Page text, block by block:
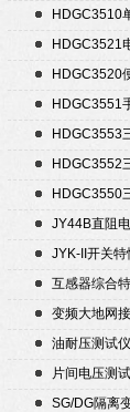
析仪
HDGC3510
HDGC3521
HDGC3520
仪
HDGC3551
仪
HDGC3553
装置
HDGC3552
装置
HDGC3550
JY44B直阻
JYK-II开关特
互感器综合
变频大地网
油耐压测试仪
片间电压测
SG/DG隔离